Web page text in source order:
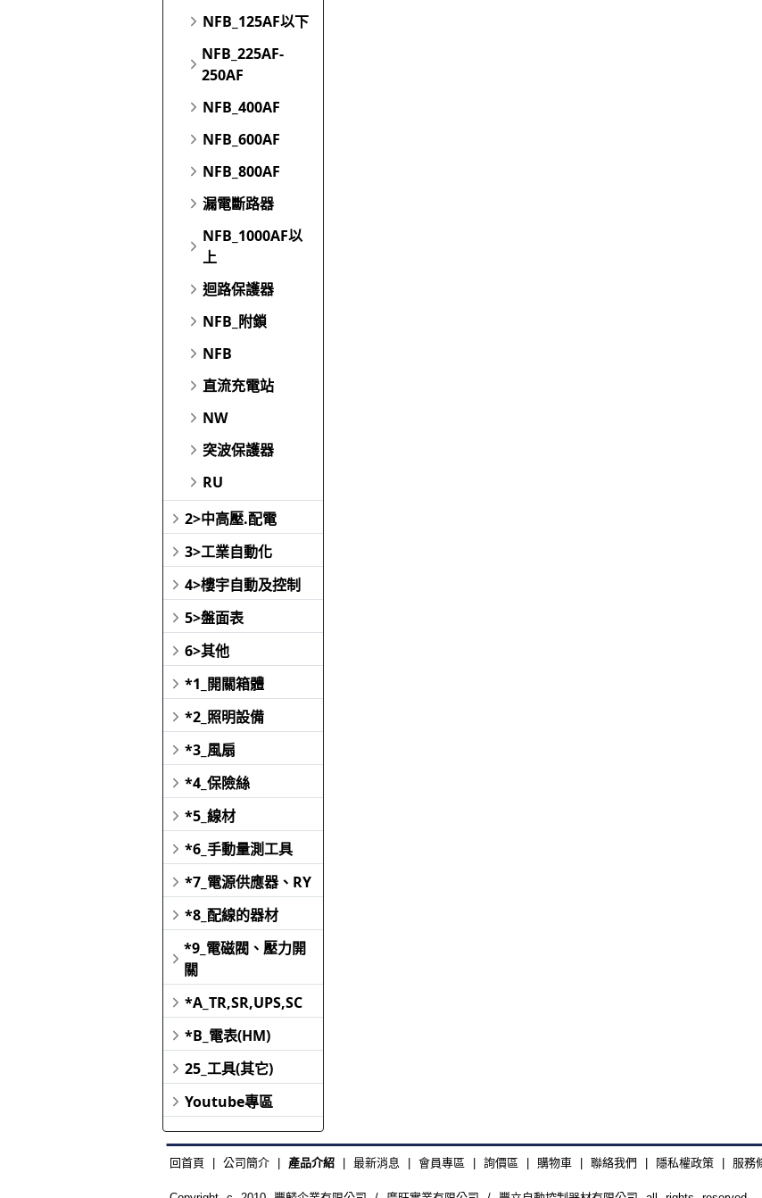
NFB_125AF以下
NFB_225AF-
250AF
NFB_400AF
NFB_600AF
NFB_800AF
漏電斷路器
NFB_1000AF以
上
迴路保護器
NFB_附鎖
NFB
直流充電站
NW
突波保護器
RU
2>中高壓.配電
3>工業自動化
4>樓宇自動及控制
5>盤面表
6>其他
*1_開關箱體
*2_照明設備
*3_風扇
*4_保險絲
*5_線材
*6_手動量測工具
*7_電源供應器、RY
*8_配線的器材
*9_電磁閥、壓力開
關
*A_TR,SR,UPS,SC
*B_電表(HM)
25_工具(其它)
Youtube專區
回首頁 公司簡介 產品介紹 最新消息 會員專區 詢價區 購物車 聯絡我們 隱私權政策 服務